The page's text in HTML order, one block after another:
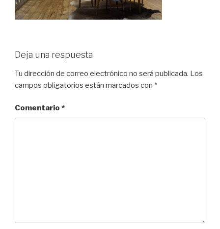
Deja una respuesta
Tu dirección de correo electrónico no será publicada. Los
campos obligatorios están marcados con *
Comentario *